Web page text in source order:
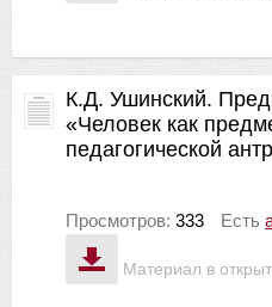
Материал в
К.Д. Ушинский.
«Человек как
педагогической
Просмотров: 333 Есть